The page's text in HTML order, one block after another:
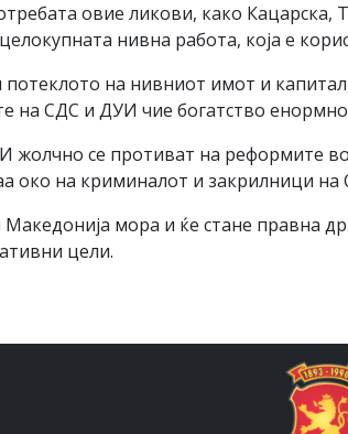
овие ликови, како
нивна работа, која е
потеклото на нивниот имот и
на СДС и ДУИ чие богатство енормно
жолчно се противат на реформите
око на криминалот и закрилници
мора и ќе стане правна
цели.